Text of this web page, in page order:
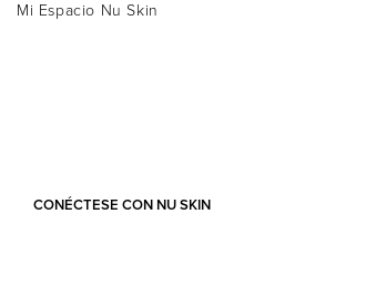
Mi Espacio Nu Skin
CONÉCTESE CON NU SKIN